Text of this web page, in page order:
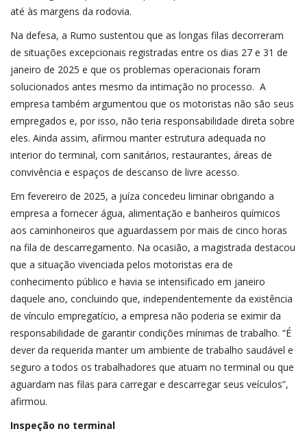
até às margens da rodovia.
Na defesa, a Rumo sustentou que as longas filas decorreram
de situações excepcionais registradas entre os dias 27 e 31 de
janeiro de 2025 e que os problemas operacionais foram
solucionados antes mesmo da intimação no processo. A
empresa também argumentou que os motoristas não são seus
empregados e, por isso, não teria responsabilidade direta sobre
eles. Ainda assim, afirmou manter estrutura adequada no
interior do terminal, com sanitários, restaurantes, áreas de
convivência e espaços de descanso de livre acesso.
Em fevereiro de 2025, a juíza concedeu liminar obrigando a
empresa a fornecer água, alimentação e banheiros químicos
aos caminhoneiros que aguardassem por mais de cinco horas
na fila de descarregamento. Na ocasião, a magistrada destacou
que a situação vivenciada pelos motoristas era de
conhecimento público e havia se intensificado em janeiro
daquele ano, concluindo que, independentemente da existência
de vínculo empregatício, a empresa não poderia se eximir da
responsabilidade de garantir condições mínimas de trabalho. “É
dever da requerida manter um ambiente de trabalho saudável e
seguro a todos os trabalhadores que atuam no terminal ou que
aguardam nas filas para carregar e descarregar seus veículos”,
afirmou.
Inspeção no terminal